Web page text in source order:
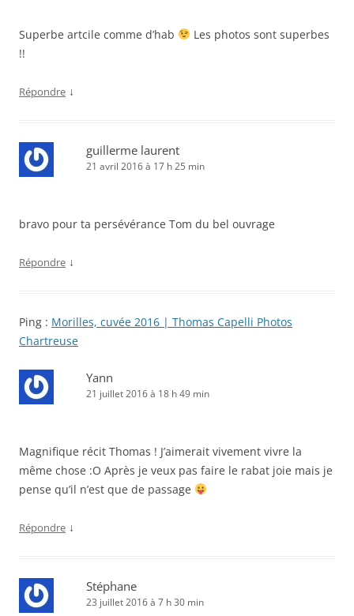
Superbe artcile comme d’hab
Les photos sont superbes
!!
Répondre ↓
guillerme laurent
21 avril 2016 à 17 h 25 min
bravo pour ta persévérance Tom du bel ouvrage
Répondre ↓
Ping : Morilles, cuvée 2016 | Thomas Capelli Photos
Chartreuse
Yann
21 juillet 2016 à 18 h 49 min
Magnifique récit Thomas ! J’aimerait vivement vivre la
même chose :O Après je veux pas faire le rabat joie mais je
pense qu’il n’est que de passage
Répondre ↓
Stéphane
23 juillet 2016 à 7 h 30 min